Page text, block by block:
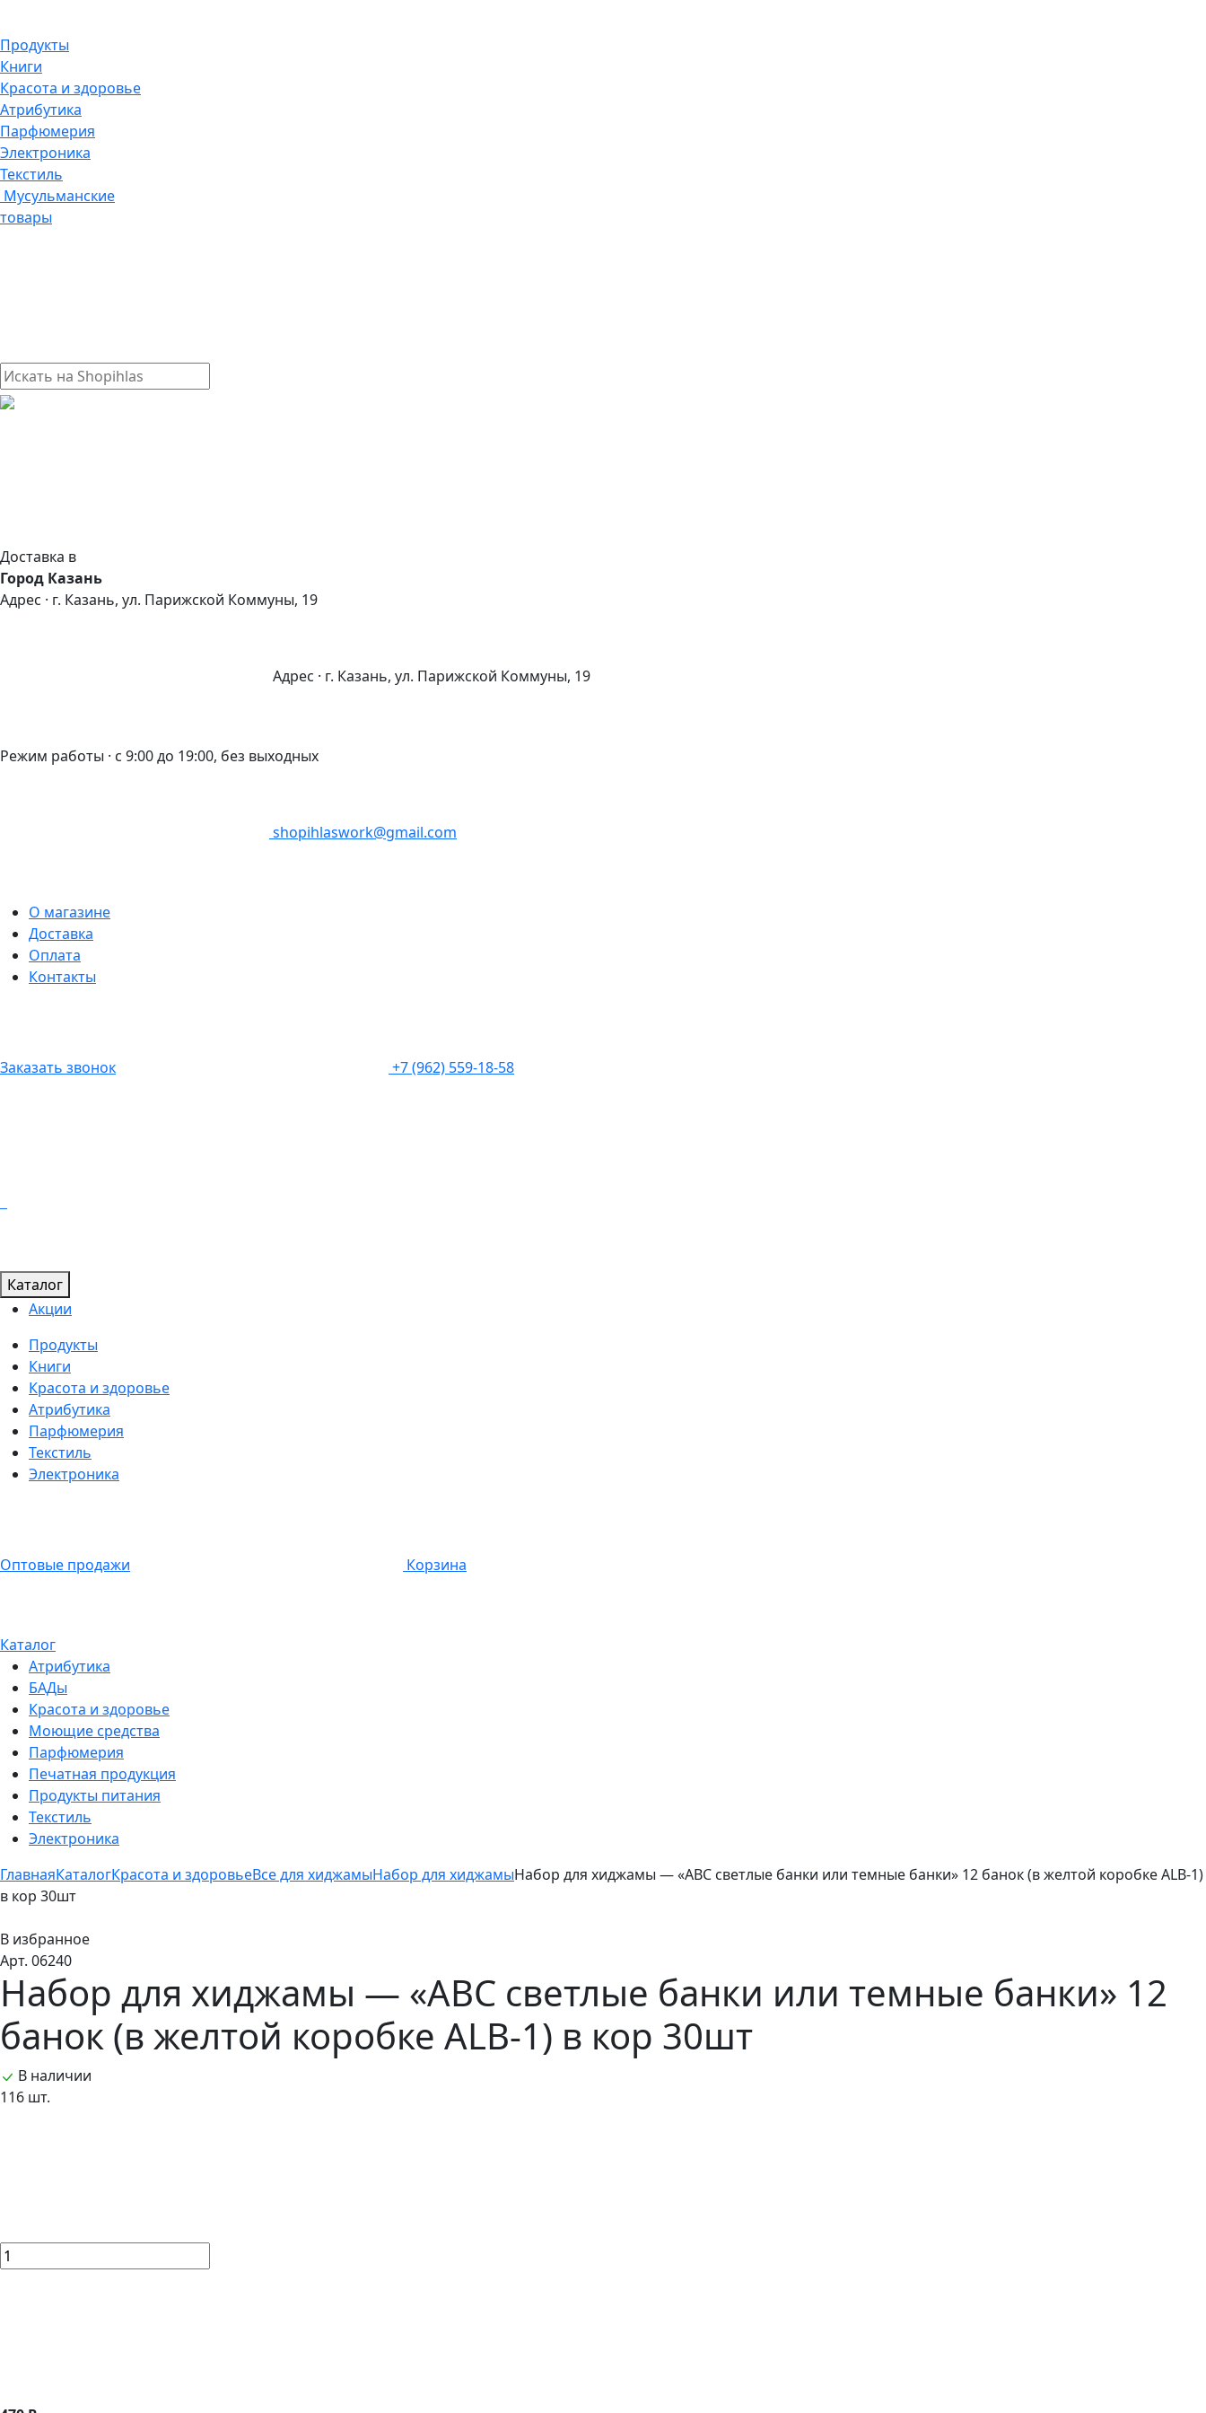
Продукты
Книги
Красота и здоровье
Атрибутика
Парфюмерия
Электроника
Текстиль
Мусульманские
товары
Доставка в
Город Казань
Адрес · г. Казань, ул. Парижской Коммуны, 19
Адрес · г. Казань, ул. Парижской Коммуны, 19
Режим работы · с 9:00 до 19:00, без выходных
shopihlaswork@gmail.com
О магазине
Доставка
Оплата
Контакты
Заказать звонок +7 (962) 559-18-58
Каталог
Акции
Продукты
Книги
Красота и здоровье
Атрибутика
Парфюмерия
Текстиль
Электроника
Оптовые продажи Корзина
Каталог
Атрибутика
БАДы
Красота и здоровье
Моющие средства
Парфюмерия
Печатная продукция
Продукты питания
Текстиль
Электроника
ГлавнаяКаталогКрасота и здоровьеВсе для хиджамыНабор для хиджамыНабор для хиджамы — «ABC светлые банки или темные банки» 12 банок (в желтой коробке ALB-1)
в кор 30шт
В избранное
Арт. 06240
Набор для хиджамы — «ABC светлые банки или темные банки» 12
банок (в желтой коробке ALB-1) в кор 30шт
В наличии
116 шт.